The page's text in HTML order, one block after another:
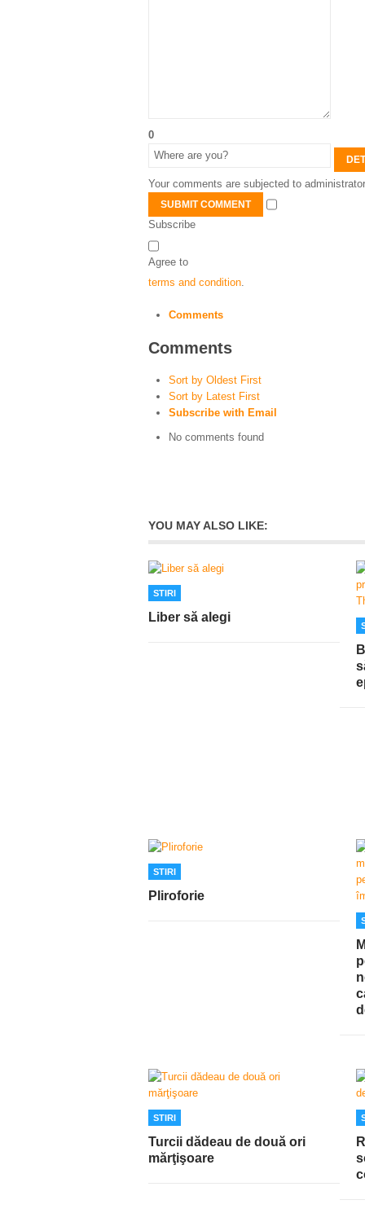
0
Your comments are subjected to
SUBMIT COMMENT
Subscribe
Agree to
terms and condition
Comments
Comments
Sort by Oldest First
Sort by Latest First
Subscribe with Email
No comments found
YOU MAY ALSO LIKE:
STIRI
Liber să alegi
STIRI
Pliroforie
STIRI
Turcii dădeau de două ori
mărţişoare